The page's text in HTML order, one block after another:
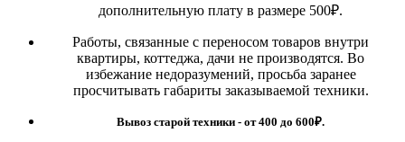
дополнительную плату в размере 500₽.
Работы, связанные с переносом товаров внутри
квартиры, коттеджа, дачи не производятся. Во
избежание недоразумений, просьба заранее
просчитывать габариты заказываемой техники.
Вывоз старой техники - от 400 до 600₽.